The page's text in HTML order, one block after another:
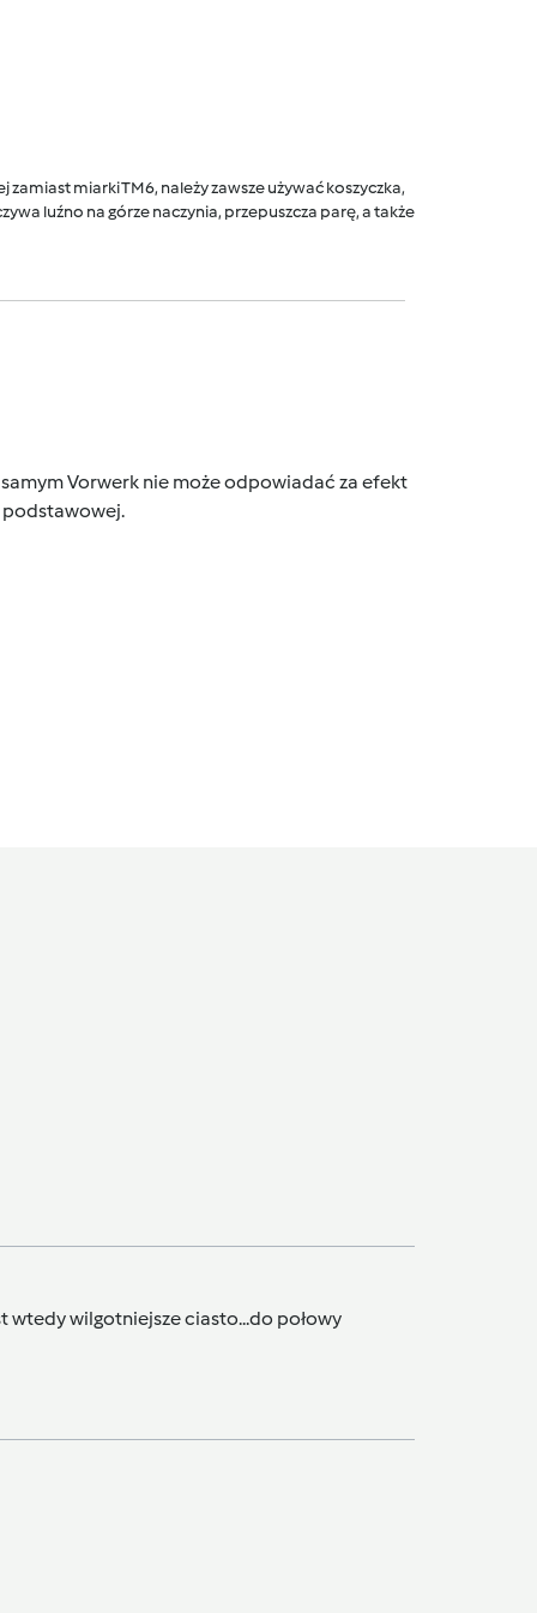
miarki TM6, należy zawsze używać koszyczka,
luźno na górze naczynia, przepuszcza parę, a także
Vorwerk nie może odpowiadać za efekt
podstawowej.
wtedy wilgotniejsze ciasto...do połowy